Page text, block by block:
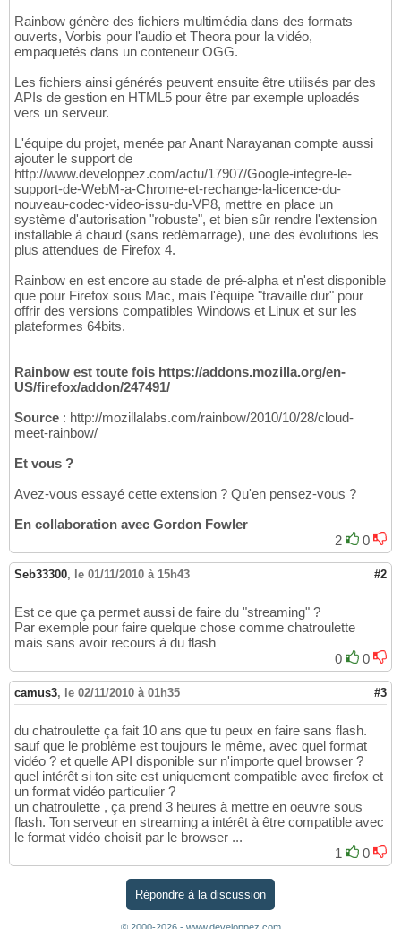
Rainbow génère des fichiers multimédia dans des formats
ouverts, Vorbis pour l'audio et Theora pour la vidéo,
empaquetés dans un conteneur OGG.
Les fichiers ainsi générés peuvent ensuite être utilisés par des
APIs de gestion en HTML5 pour être par exemple uploadés
vers un serveur.
L'équipe du projet, menée par Anant Narayanan compte aussi
ajouter le support de
http://www.developpez.com/actu/17907/Google-integre-le-
support-de-WebM-a-Chrome-et-rechange-la-licence-du-
nouveau-codec-video-issu-du-VP8, mettre en place un
système d'autorisation "robuste", et bien sûr rendre l'extension
installable à chaud (sans redémarrage), une des évolutions les
plus attendues de Firefox 4.
Rainbow en est encore au stade de pré-alpha et n'est disponible
que pour Firefox sous Mac, mais l'équipe "travaille dur" pour
offrir des versions compatibles Windows et Linux et sur les
plateformes 64bits.
Rainbow est toute fois https://addons.mozilla.org/en-
US/firefox/addon/247491/
Source : http://mozillalabs.com/rainbow/2010/10/28/cloud-
meet-rainbow/
Et vous ?
Avez-vous essayé cette extension ? Qu'en pensez-vous ?
En collaboration avec Gordon Fowler
2
0
Seb33300, le 01/11/2010 à 15h43 #2
Est ce que ça permet aussi de faire du "streaming" ?
Par exemple pour faire quelque chose comme chatroulette
mais sans avoir recours à du flash
0
0
camus3, le 02/11/2010 à 01h35 #3
du chatroulette ça fait 10 ans que tu peux en faire sans flash.
sauf que le problème est toujours le même, avec quel format
vidéo ? et quelle API disponible sur n'importe quel browser ?
quel intérêt si ton site est uniquement compatible avec firefox et
un format vidéo particulier ?
un chatroulette , ça prend 3 heures à mettre en oeuvre sous
flash. Ton serveur en streaming a intérêt à être compatible avec
le format vidéo choisit par le browser ...
1
0
Répondre à la discussion